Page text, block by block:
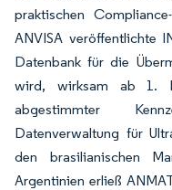
praktischen
ANVISA veröffentlichte
Datenbank für die
wird, wirksam ab 1.
abgestimmter
Datenverwaltung für
den brasilianischen
Argentinien erließ